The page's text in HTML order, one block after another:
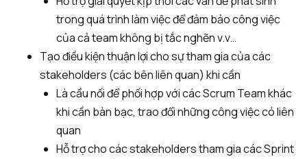
trong quá trình làm việc để đảm bảo công việc
của cả team không bị tắc nghẽn v.v…
Tạo điều kiện thuận lợi cho sự tham gia của các
stakeholders (các bên liên quan) khi cần
Là cầu nối để phối hợp với các Scrum Team khác
khi cần bàn bạc, trao đổi những công việc có liên
quan
Hỗ trợ cho các stakeholders tham gia các Sprint